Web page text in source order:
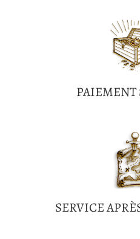
PAIEMENT
SERVICE